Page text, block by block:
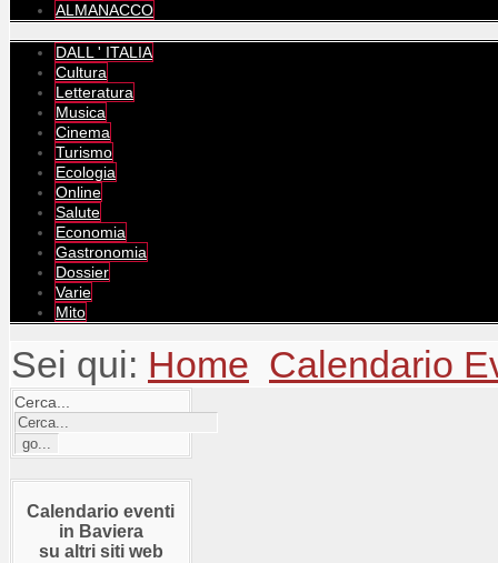
ALMANACCO
DALL ' ITALIA
Cultura
Letteratura
Musica
Cinema
Turismo
Ecologia
Online
Salute
Economia
Gastronomia
Dossier
Varie
Mito
Sei qui: Home Calendario
Cerca...
Calendario eventi
in Baviera
su altri siti web